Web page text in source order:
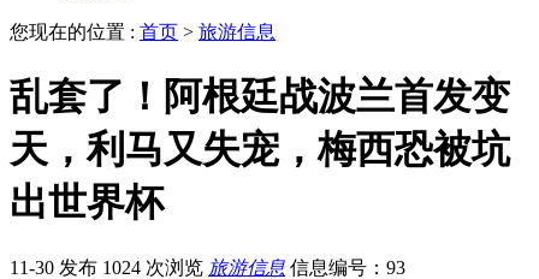
您现在的位置 : 首页 > 旅游信息
乱套了！阿根廷战波兰首发变
天，利马又失宠，梅西恐被坑
出世界杯
11-30 发布 1024 次浏览 旅游信息 信息编号：93